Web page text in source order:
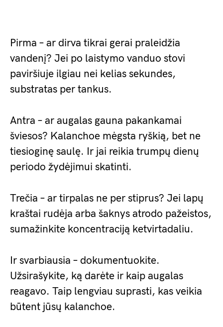
Pirma – ar dirva tikrai gerai praleidžia
vandenį? Jei po laistymo vanduo stovi
paviršiuje ilgiau nei kelias sekundes,
substratas per tankus.
Antra – ar augalas gauna pakankamai
šviesos? Kalanchoe mėgsta ryškią, bet ne
tiesioginę saulę. Ir jai reikia trumpų dienų
periodo žydėjimui skatinti.
Trečia – ar tirpalas ne per stiprus? Jei lapų
kraštai rudėja arba šaknys atrodo pažeistos,
sumažinkite koncentraciją ketvirtadaliu.
Ir svarbiausia – dokumentuokite.
Užsirašykite, ką darėte ir kaip augalas
reagavo. Taip lengviau suprasti, kas veikia
būtent jūsų kalanchoe.